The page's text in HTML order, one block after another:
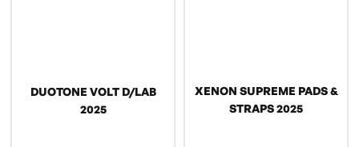
DUOTONE VOLT D/LAB
2025
XENON SUPREME PADS &
STRAPS 2025